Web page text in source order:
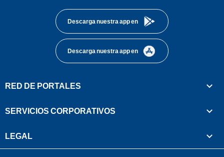
Descarga nuestra app en
Descarga nuestra app en
RED DE PORTALES
SERVICIOS CORPORATIVOS
LEGAL